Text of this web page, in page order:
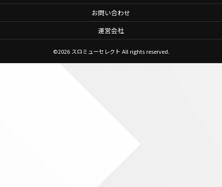
お問い合わせ
運営会社
©2026 スロミューセレクト All rights reserved.